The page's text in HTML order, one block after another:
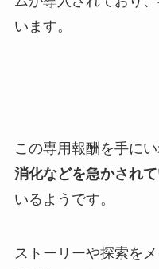
います。
この専用報酬を手にい
消化などを急かされ
いるようです。
ストーリーや探索を